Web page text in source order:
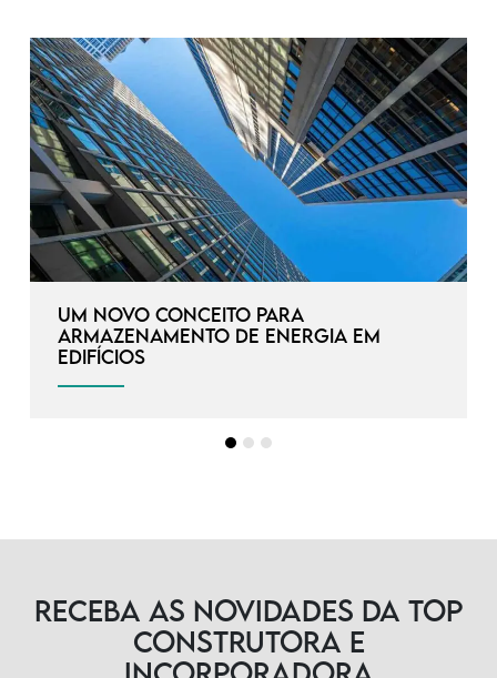
Um novo conceito para
armazenamento de energia em
edifícios
Receba as novidades da TOP
Construtora e